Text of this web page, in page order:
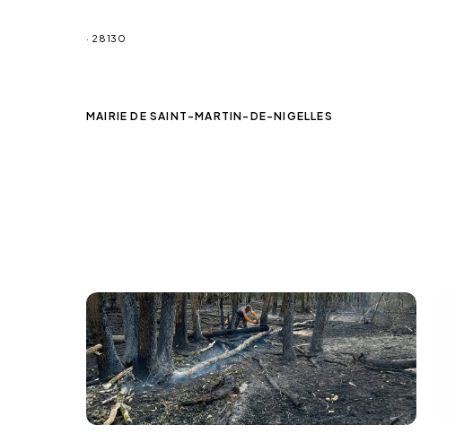
· 28130
MAIRIE DE SAINT-MARTIN-DE-NIGELLES